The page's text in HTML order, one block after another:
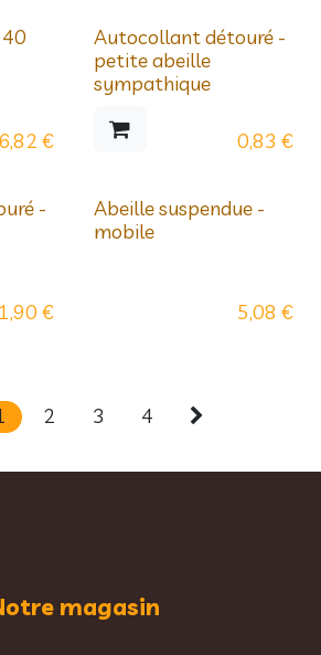
€
Autocollant détouré -
petite abeille
sympathique
0,83 €
-
1,90 €
Abeille suspendue -
mobile
5,08 €
2 3 4
magasin